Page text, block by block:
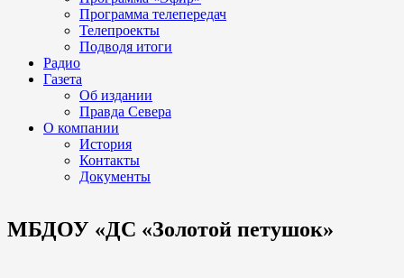
Программа телепередач
Телепроекты
Подводя итоги
Радио
Газета
Об издании
Правда Севера
О компании
История
Контакты
Документы
МБДОУ «ДС «Золотой петушок»